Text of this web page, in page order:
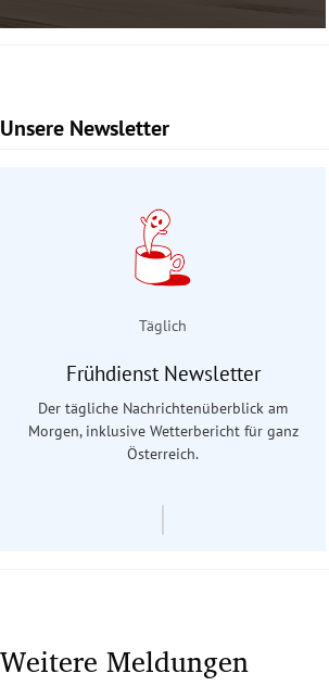
Unsere Newsletter
Slide 1 von 9
Täglich
Frühdienst Newsletter
Der tägliche Nachrichtenüberblick am
Morgen, inklusive Wetterbericht für ganz
Österreich.
Weitere Meldungen